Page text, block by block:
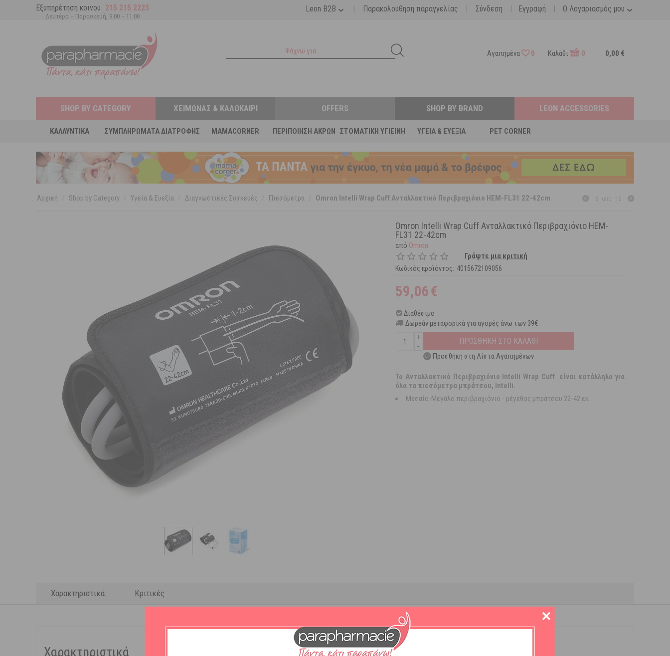
Εξυπηρέτηση κοινού 215 215 2223
Δευτέρα – Παρασκευή, 9:00 – 11:00
Ο Λογαριασμός μου
Leon B2B | Παρακολούθηση παραγγελίας | Σύνδεση | Εγγραφή |
Αγαπημένα 0 Καλάθι 0 0,00 €
SHOP BY CATEGORY
ΚΑΛΛΥΝΤΙΚΆ ΣΥΜΠΛΗΡΏΜΑΤΑ ΔΙΑΤΡΟΦΉΣ MAMACORNER ΠΕΡΙΠΟΊΗΣΗ ΆΚΡΩΝ ΣΤΟΜΑΤΙΚΉ ΥΓΙΕΙΝΉ ΥΓΕΊΑ & ΕΥΕΞΊΑ PET CORNER
ΧΕΙΜΏΝΑΣ & ΚΑΛΟΚΑΊΡΙ OFFERS SHOP BY BRAND LEON ACCESSORIES
Αρχική Shop by Category Υγεία & Ευεξία Διαγνωστικές Συσκευές Πιεσόμετρα Omron Intelli Wrap Cuff Ανταλλακτικό Περιβραχιόνιο HEM-FL31 22-42cm
Omron Intelli Wrap Cuff Ανταλλακτικό Περιβραχιόνιο HEM-
FL31 22-42cm
από Omron
Γράψτε μια κριτική
Κωδικός προϊόντος: 4015672109056
59,06€
Διαθέσιμο
Δωρεάν μεταφορικά για αγορές άνω των 39€
+
−
ΠΡΟΣΘΗΚΗ ΣΤΟ ΚΑΛΑΘΙ
Προσθήκη στη Λίστα Αγαπημένων
Το Ανταλλακτικό Περιβραχιόνιο Intelli Wrap Cuff είναι κατάλληλο για
όλα τα πιεσόμετρα μπράτσου, Intelli.
Μεσαίο-Μεγάλο περιβραχιόνιο - μέγεθος μπράτσου 22-42 εκ.
Χαρακτηριστικά Κριτικές
Χαρακτηριστικά